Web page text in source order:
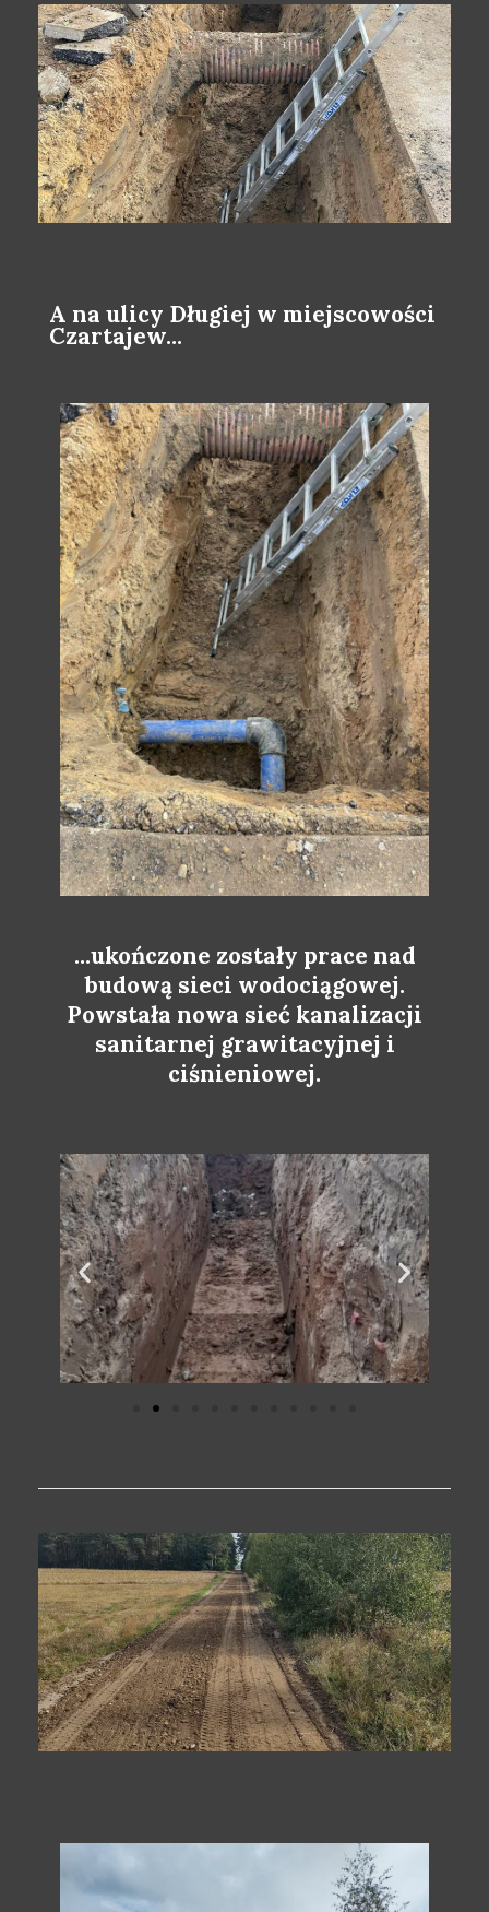
A na ulicy Długiej w miejscowości
Czartajew...
...ukończone zostały prace nad
budową sieci wodociągowej.
Powstała nowa sieć kanalizacji
sanitarnej grawitacyjnej i
ciśnieniowej.